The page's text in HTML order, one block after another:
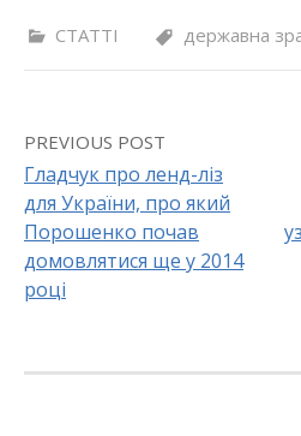
СТАТТІ державна
P
o
s
t
PREVIOUS POST
Гладчук про ленд-ліз
для України, про який
Порошенко почав
домовлятися ще у 2014
році